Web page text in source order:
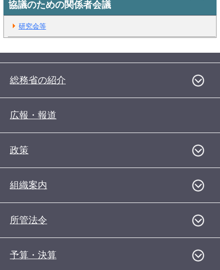
協議のための関係者会議
研究会等
総務省の紹介
広報・報道
政策
組織案内
所管法令
予算・決算